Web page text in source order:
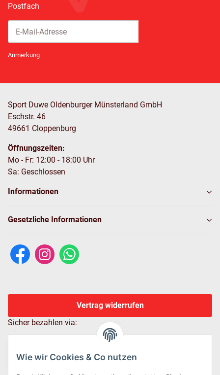
Wie wir Cookies & Co nutzen
Postfach
Anmerkung
Sport Duwe Oldenburger Münsterland GmbH
Eschstr. 46
49661 Cloppenburg
Öffnungszeiten:
Mo - Fr: 12:00 - 18:00 Uhr
Sa: Geschlossen
Informationen
Gesetzliche Informationen
Vertrag widerrufen
Sicher bezahlen via: